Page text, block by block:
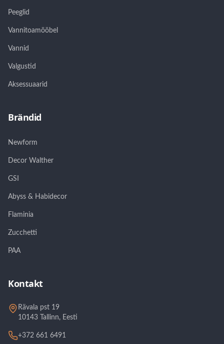
Peeglid
Vannitoamööbel
Vannid
Valgustid
Aksessuaarid
Brändid
Newform
Decor Walther
GSI
Abyss & Habidecor
Flaminia
Zucchetti
PAA
Kontakt
Rävala pst 19
10143 Tallinn, Eesti
+372 661 6491